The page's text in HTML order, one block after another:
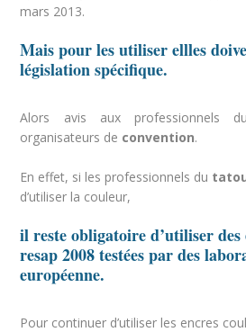
mars 2013.
Mais pour les utiliser ellles
législation spécifique.
Alors avis aux professionnels
organisateurs de convention.
En effet, si les professionnels du
d’utiliser la couleur,
il reste obligatoire d’utiliser des
resap 2008 testées par des
européenne.
Pour continuer d’utiliser les encres